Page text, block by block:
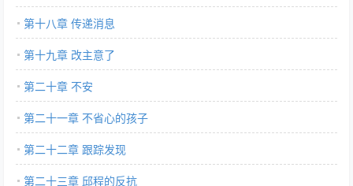
第十八章 传递消息
第十九章 改主意了
第二十章 不安
第二十一章 不省心的孩子
第二十二章 跟踪发现
第二十三章 邱程的反抗